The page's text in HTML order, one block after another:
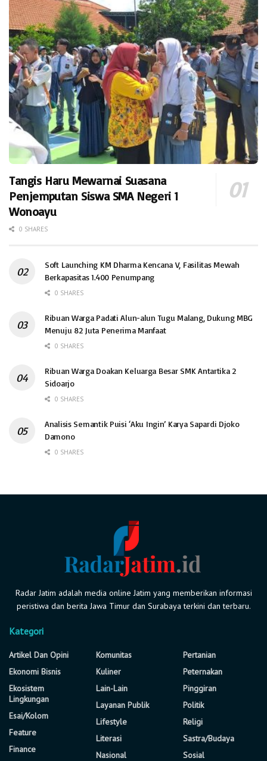
Tangis Haru Mewarnai Suasana
Penjemputan Siswa SMA Negeri 1
Wonoayu
0 SHARES
Soft Launching KM Dharma Kencana V, Fasilitas Mewah
Berkapasitas 1.400 Penumpang
0 SHARES
Ribuan Warga Padati Alun-alun Tugu Malang, Dukung MBG
Menuju 82 Juta Penerima Manfaat
0 SHARES
Ribuan Warga Doakan Keluarga Besar SMK Antartika 2
Sidoarjo
0 SHARES
Analisis Semantik Puisi ‘Aku Ingin’ Karya Sapardi Djoko
Damono
0 SHARES
Radar Jatim adalah media online Jatim yang memberikan informasi
peristiwa dan berita Jawa Timur dan Surabaya terkini dan terbaru.
Kategori
Artikel Dan Opini
Ekonomi Bisnis
Ekosistem
Lingkungan
Esai/Kolom
Feature
Finance
Komunitas
Kuliner
Lain-Lain
Layanan Publik
Lifestyle
Literasi
Nasional
Pertanian
Peternakan
Pinggiran
Politik
Religi
Sastra/Budaya
Sosial